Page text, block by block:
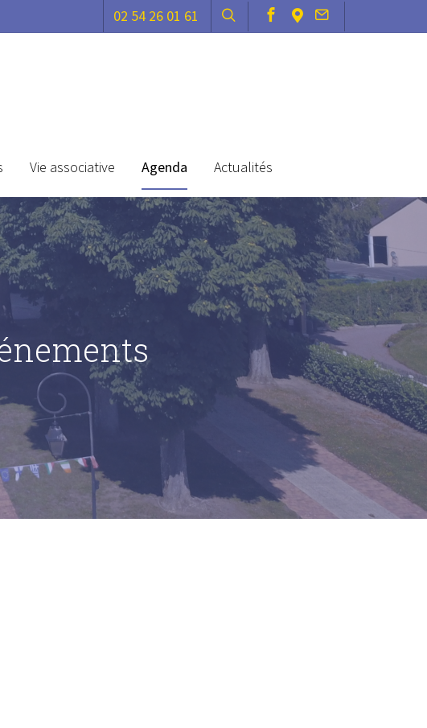
02 54 26 01 61
Vie associative Agenda Actualités